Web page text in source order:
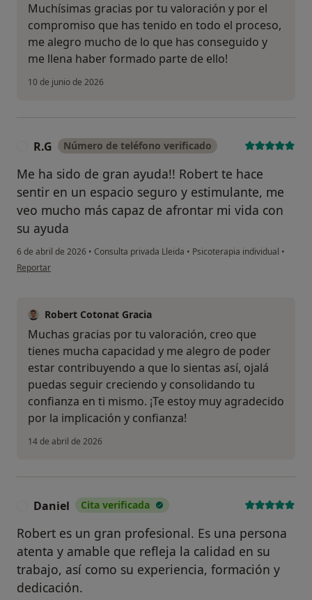
Muchísimas gracias por tu valoración y por el
compromiso que has tenido en todo el proceso,
me alegro mucho de lo que has conseguido y
me llena haber formado parte de ello!
10 de junio de 2026
R.G Número de teléfono verificado
Me ha sido de gran ayuda!! Robert te hace
sentir en un espacio seguro y estimulante, me
veo mucho más capaz de afrontar mi vida con
su ayuda
6 de abril de 2026 • Consulta privada Lleida • Psicoterapia individual •
en opinión del usuario R.G
Reportar
Robert Cotonat Gracia
Muchas gracias por tu valoración, creo que
tienes mucha capacidad y me alegro de poder
estar contribuyendo a que lo sientas así, ojalá
puedas seguir creciendo y consolidando tu
confianza en ti mismo. ¡Te estoy muy agradecido
por la implicación y confianza!
14 de abril de 2026
Daniel Cita verificada
Robert es un gran profesional. Es una persona
atenta y amable que refleja la calidad en su
trabajo, así como su experiencia, formación y
dedicación.